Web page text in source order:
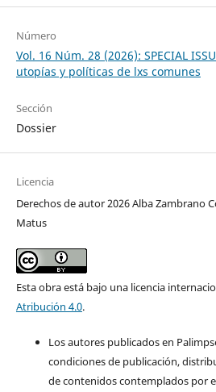
Número
Vol. 16 Núm. 28 (2026): SPECIAL
utopías y políticas de lxs comunes
Sección
Dossier
Licencia
Derechos de autor 2026 Alba Zambrano
Matus
Esta obra está bajo una licencia
Atribución 4.0.
Los autores publicados en
condiciones de publicación,
de contenidos contemplados por